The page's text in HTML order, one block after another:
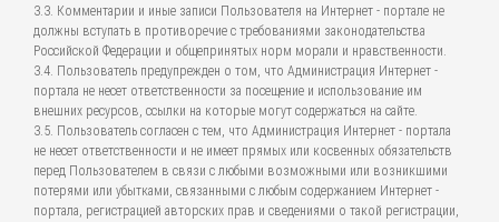
3.3. Комментарии и иные записи Пользователя на Интернет - портале не
должны вступать в противоречие с требованиями законодательства
Российской Федерации и общепринятых норм морали и нравственности.
3.4. Пользователь предупрежден о том, что Администрация Интернет -
портала не несет ответственности за посещение и использование им
внешних ресурсов, ссылки на которые могут содержаться на сайте.
3.5. Пользователь согласен с тем, что Администрация Интернет - портала
не несет ответственности и не имеет прямых или косвенных обязательств
перед Пользователем в связи с любыми возможными или возникшими
потерями или убытками, связанными с любым содержанием Интернет -
портала, регистрацией авторских прав и сведениями о такой регистрации,